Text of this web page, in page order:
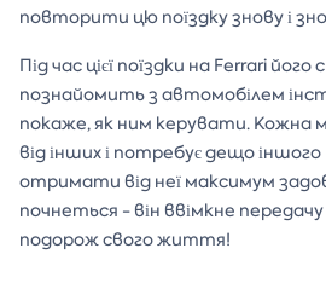
повторити цю поїздку знову і
Під час цієї поїздки на Ferrari
познайомить з автомобілем
покаже, як ним керувати. Кожна
від інших і потребує дещо іншого
отримати від неї максимум
почнеться - він ввімкне
подорож свого життя!